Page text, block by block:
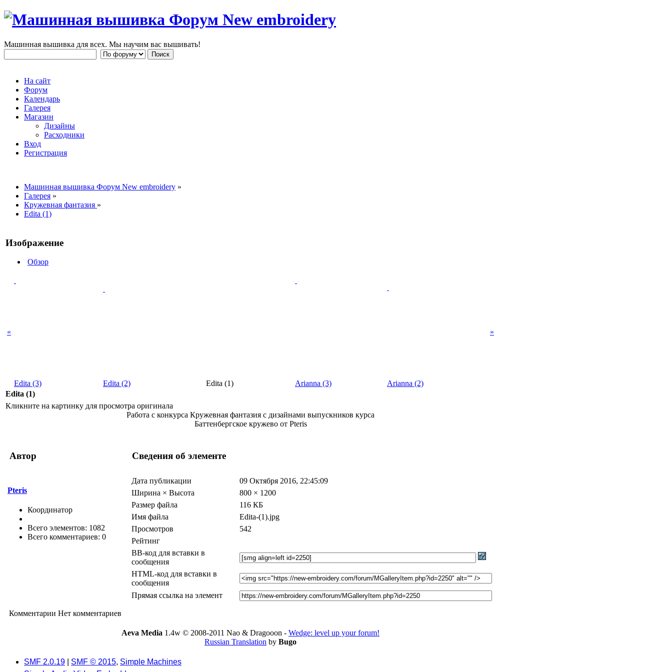
Машинная вышивка для всех. Мы научим вас вышивать!
На сайт
Форум
Календарь
Галерея
Магазин
Дизайны
Расходники
Вход
Регистрация
Машинная вышивка Форум New embroidery »
Галерея »
Кружевная фантазия »
Edita (1)
Изображение
Обзор
« »
Edita (3) Edita (2) Edita (1) Arianna (3)
Arianna (2)
Edita (1)
Кликните на картинку для просмотра оригинала
Работа с конкурса Кружевная фантазия с дизайнами выпускников курса
Баттенбергское кружево от Pteris
Автор Сведения об элементе
Pteris
Координатор
Всего элементов: 1082
Всего комментариев: 0
Дата публикации
09 Октября 2016, 22:45:09
Ширина × Высота
800 × 1200
Размер файла
116 КБ
Имя файла
Edita-(1).jpg
Просмотров
542
Рейтинг
BB-код для вставки в
сообщения
HTML-код для вставки в
сообщения
Прямая ссылка на элемент
Комментарии Нет комментариев
Aeva Media 1.4w © 2008-2011 Nao & Dragooon - Wedge: level up your forum!
Russian Translation by Bugo
SMF 2.0.19 SMF © 2015, Simple Machines